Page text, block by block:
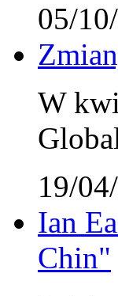
05/
W
19/
Ian
Chin"